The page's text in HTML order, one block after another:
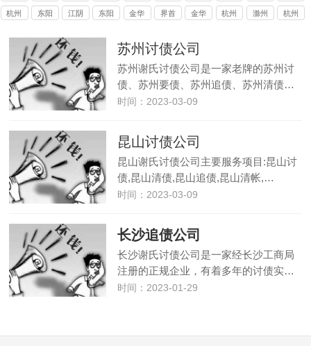
公司
讨债
苍南
公司
讨债
讨债
平阳
永嘉
梁溪
司
讨债
讨债
讨债
杭州
东阳
公司
江阴
公司
东阳
金华
讨债
公司
界首
公司
金华
讨债
要账
杭州
滁州
杭州
苏州讨债公司
苏州谢氏讨债公司是一家老牌的苏州讨
债、苏州要债、苏州追债、苏州清债…
时间：2023-03-09
昆山讨债公司
昆山谢氏讨债公司主要服务项目:昆山讨
债,昆山清债,昆山追债,昆山清帐,…
时间：2023-03-09
长沙追债公司
长沙谢氏讨债公司是一家经长沙工商局
注册的正规企业，有着多年的讨债实…
时间：2023-01-29